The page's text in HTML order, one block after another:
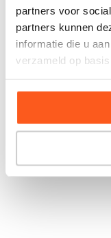
partners voor
partners kunnen
informatie die u
verzameld op
Bericht *